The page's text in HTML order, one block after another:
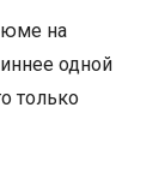
на
одной
только